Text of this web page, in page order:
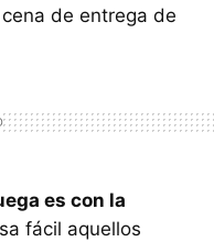
de entrega de
es con la
fácil aquellos